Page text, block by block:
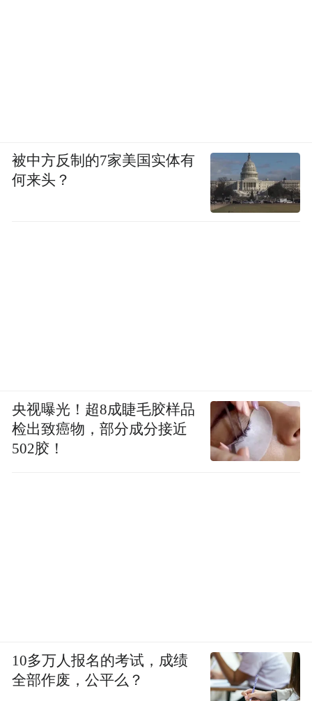
被中方反制的7家美国实体有
何来头？
央视曝光！超8成睫毛胶样品
检出致癌物，部分成分接近
502胶！
10多万人报名的考试，成绩
全部作废，公平么？